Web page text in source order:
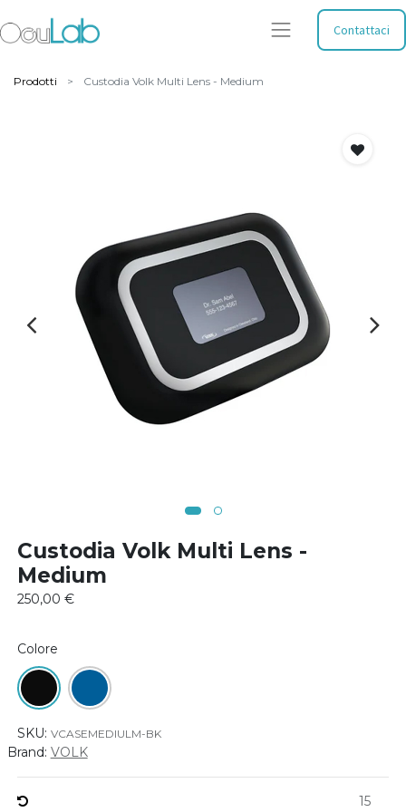
Contattaci
Prodotti Custodia Volk Multi Lens - Medium
Custodia Volk Multi Lens -
Medium
250,00 €
Colore
SKU: VCASEMEDIULM-BK
Brand: VOLK
15